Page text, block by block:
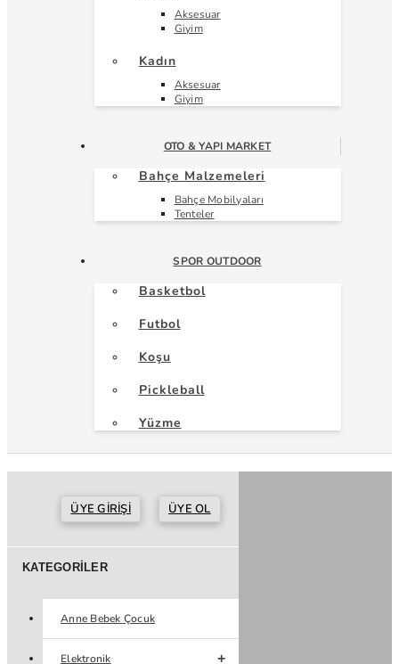
Aksesuar
Giyim
Kadın
Aksesuar
Giyim
OTO & YAPI MARKET
Bahçe Malzemeleri
Bahçe Mobilyaları
Tenteler
SPOR OUTDOOR
Basketbol
Futbol
Koşu
Pickleball
Yüzme
ÜYE GIRIŞI ÜYE OL
KATEGORILER
Anne Bebek Çocuk
Elektronik